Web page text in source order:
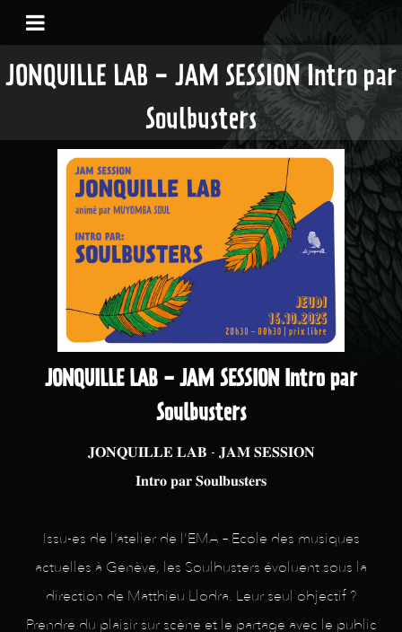
JONQUILLE LAB - JAM SESSION Intro par
Soulbusters
JONQUILLE LAB - JAM SESSION Intro par
Soulbusters
𝐉𝐎𝐍𝐐𝐔𝐈𝐋𝐋𝐄 𝐋𝐀𝐁 - 𝐉𝐀𝐌 𝐒𝐄𝐒𝐒𝐈𝐎𝐍
𝐈𝐧𝐭𝐫𝐨 𝐩𝐚𝐫 𝐒𝐨𝐮𝐥𝐛𝐮𝐬𝐭𝐞𝐫𝐬
Issu-es de l’atelier de l’EMA – Ecole des musiques
actuelles à Genève, les Soulbusters évoluent sous la
direction de Matthieu Llodra. Leur seul objectif ?
Prendre du plaisir sur scène et le partage avec le public